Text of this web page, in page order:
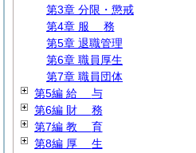
第3章 分限・懲戒
第4章 服 務
第5章 退職管理
第6章 職員厚生
第7章 職員団体
第5編 給 与
第6編 財 務
第7編 教 育
第8編 厚 生